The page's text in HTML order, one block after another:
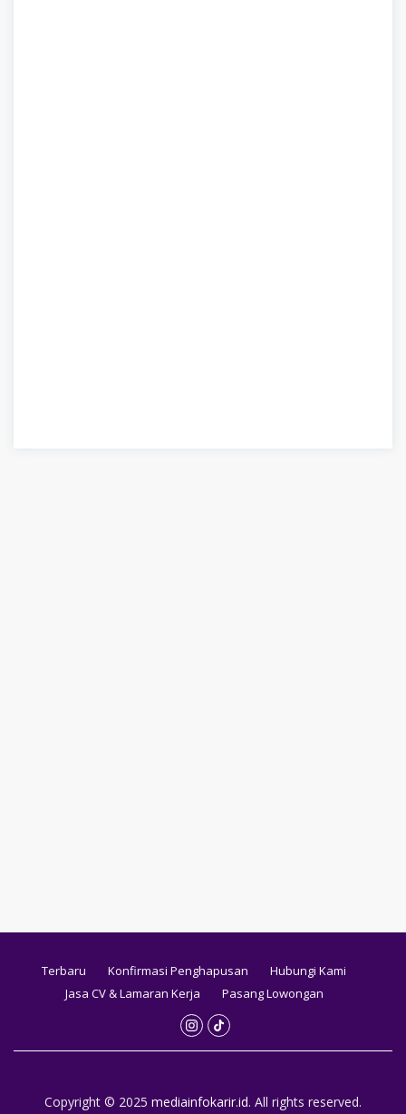
Terbaru Konfirmasi Penghapusan
Hubungi Kami
Jasa CV & Lamaran Kerja
Pasang Lowongan
Copyright © 2025 mediainfokarir.id. All rights reserved.